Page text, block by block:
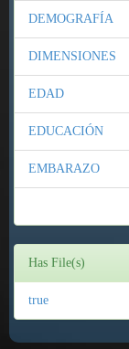
DEMOGRAFÍA
DIMENSIONES
EDAD
EDUCACIÓN
EMBARAZO
Has File(s)
true